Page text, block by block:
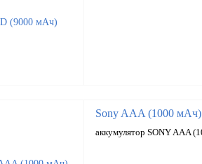
Sony AAA (1000 мАч)
аккумулятор SONY AAA